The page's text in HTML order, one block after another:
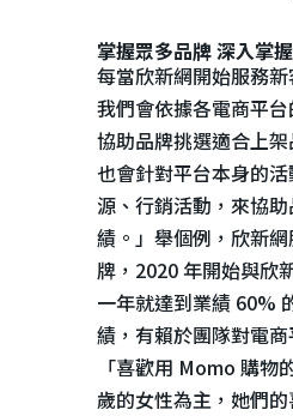
掌握眾多品牌 深入掌
每當欣新網開始服務新
我們會依據各電商平台
協助品牌挑選適合上
也會針對平台本身的
源、行銷活動，來協
績。」舉個例，欣新
牌， 2020 年開始與欣
一年就達到業績60%
績，有賴於團隊對電商
「喜歡用 Momo 購物
歲的女性為主，她們